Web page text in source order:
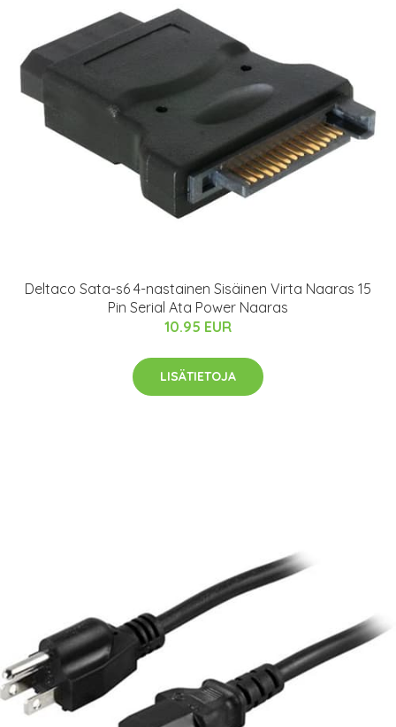
Deltaco Sata-s6 4-nastainen Sisäinen Virta Naaras 15
Pin Serial Ata Power Naaras
10.95 EUR
LISÄTIETOJA